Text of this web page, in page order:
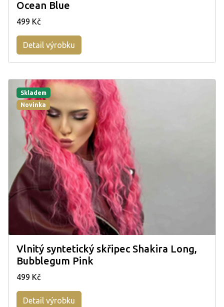
Ocean Blue
499 Kč
Detail výrobku
Skladem
Novinka
Vlnitý syntetický skřipec Shakira Long,
Bubblegum Pink
499 Kč
Detail výrobku